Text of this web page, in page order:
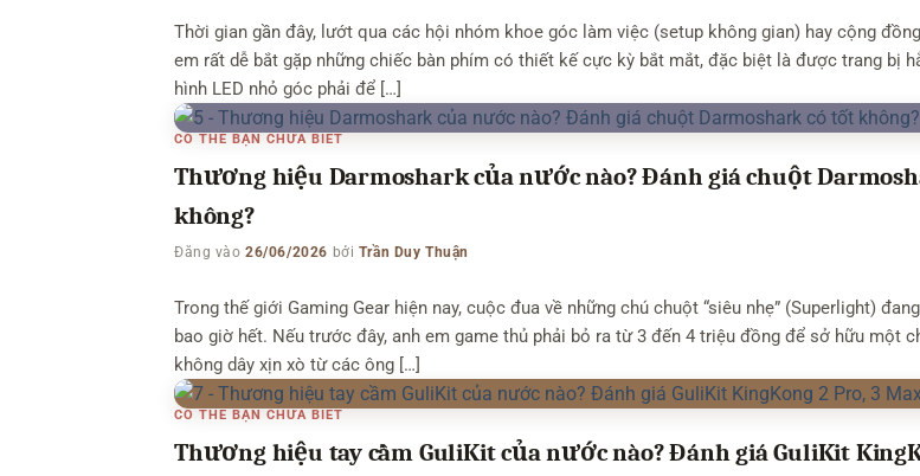
Thời gian gần đây, lướt qua các hội nhóm khoe góc làm việc (setup không gian) hay cộng
em rất dễ bắt gặp những chiếc bàn phím có thiết kế cực kỳ bắt mắt, đặc biệt là được trang bị
hình LED nhỏ góc phải để […]
CÓ THỂ BẠN CHƯA BIẾT
Thương hiệu Darmoshark của nước nào? Đánh giá chuột
không?
Đăng vào26/06/2026 bởi Trần Duy Thuận
Trong thế giới Gaming Gear hiện nay, cuộc đua về những chú chuột “siêu nhẹ” (Superlight)
bao giờ hết. Nếu trước đây, anh em game thủ phải bỏ ra từ 3 đến 4 triệu đồng để sở hữu một
không dây xịn xò từ các ông […]
CÓ THỂ BẠN CHƯA BIẾT
Thương hiệu tay cầm GuliKit của nước nào? Đánh giá GuliKit